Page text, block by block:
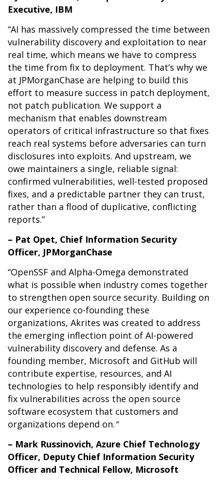
Executive, IBM
“AI has massively compressed the time between
vulnerability discovery and exploitation to near
real time, which means we have to compress
the time from fix to deployment. That’s why we
at JPMorganChase are helping to build this
effort to measure success in patch deployment,
not patch publication. We support a
mechanism that enables downstream
operators of critical infrastructure so that fixes
reach real systems before adversaries can turn
disclosures into exploits. And upstream, we
owe maintainers a single, reliable signal:
confirmed vulnerabilities, well-tested proposed
fixes, and a predictable partner they can trust,
rather than a flood of duplicative, conflicting
reports.”
– Pat Opet, Chief Information Security
Officer, JPMorganChase
“OpenSSF and Alpha-Omega demonstrated
what is possible when industry comes together
to strengthen open source security. Building on
our experience co-founding these
organizations, Akrites was created to address
the emerging inflection point of AI-powered
vulnerability discovery and defense. As a
founding member, Microsoft and GitHub will
contribute expertise, resources, and AI
technologies to help responsibly identify and
fix vulnerabilities across the open source
software ecosystem that customers and
organizations depend on.“
– Mark Russinovich, Azure Chief Technology
Officer, Deputy Chief Information Security
Officer and Technical Fellow, Microsoft